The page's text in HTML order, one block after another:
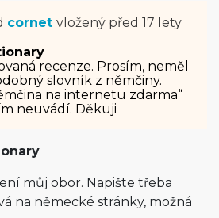
cornet vložený před 17 lety
recenze. Prosím, neměl
slovník z němčiny.
na internetu zdarma“
neuvádí. Děkuji
můj obor. Napište třeba
na německé stránky, možná